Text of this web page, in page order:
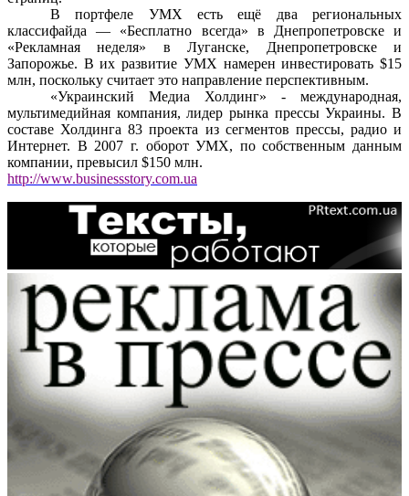
В портфеле УМХ есть ещё два региональных
классифайда — «Бесплатно всегда» в Днепропетровске и
«Рекламная неделя» в Луганске, Днепропетровске и
Запорожье. В их развитие УМХ намерен инвестировать $15
млн, поскольку считает это направление перспективным.
«Украинский Медиа Холдинг» - международная,
мультимедийная компания, лидер рынка прессы Украины. В
составе Холдинга 83 проекта из сегментов прессы, радио и
Интернет. В 2007 г. оборот УМХ, по собственным данным
компании, превысил $150 млн.
http://www.businessstory.com.ua